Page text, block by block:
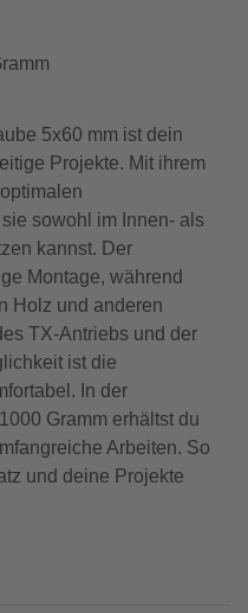
5x60 mm ist dein
Projekte. Mit ihrem
sowohl im Innen- als
kannst. Der
Montage, während
Holz und anderen
TX-Antriebs und der
ist die
In der
Gramm erhältst du
Arbeiten. So
und deine Projekte